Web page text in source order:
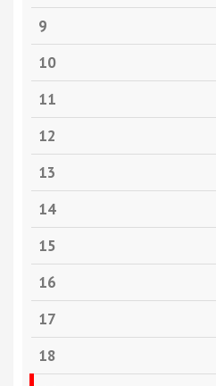
9
10
11
12
13
14
15
16
17
18